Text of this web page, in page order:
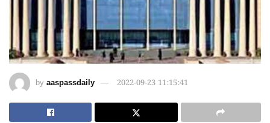
by aaspassdaily 2022-09-23 11:15:41